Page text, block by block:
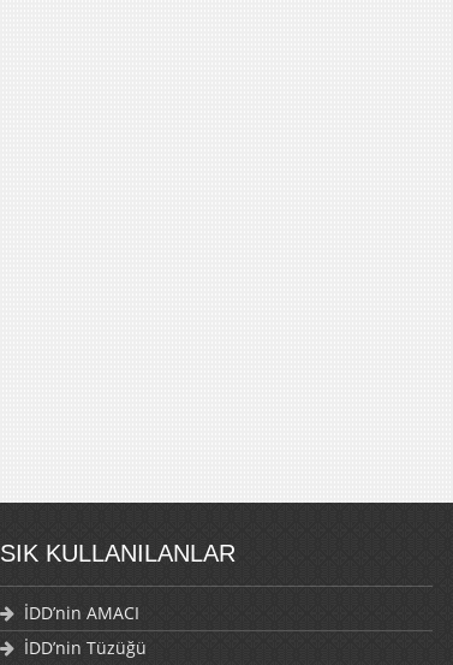
SIK KULLANILANLAR
İDD’nin AMACI
İDD’nin Tüzüğü